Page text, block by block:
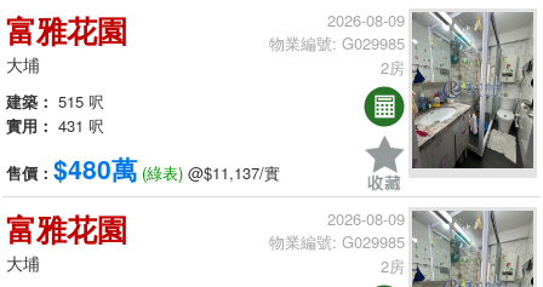
富雅花園
大埔
建築： 515 呎
實用： 431 呎
售價： $480萬 (綠表) @$11,137/實
2026-08-09
物業編號: G029985
2房
富雅花園
大埔
2026-08-09
物業編號: G029985
2房